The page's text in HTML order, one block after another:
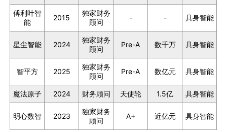
傅利叶智
能
2015
独家财务
顾问
- - 具身智能
星尘智能 2024
独家财务
顾问
Pre-A 数千万 具身智能
智平方 2025
独家财务
顾问
Pre-A 数亿元 具身智能
魔法原子 2024 财务顾问 天使轮 1.5亿 具身智能
明心数智 2023
独家财务
顾问
A+ 近亿元 具身智能